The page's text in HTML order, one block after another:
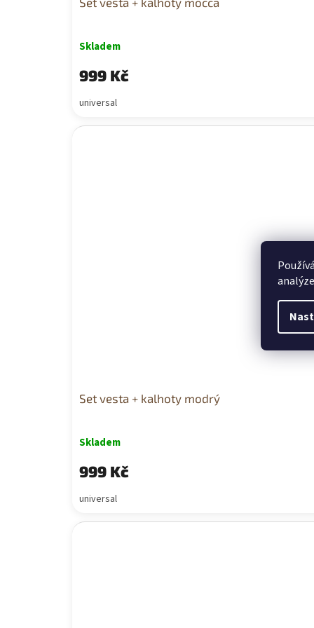
Skladem
999 Kč
universal
Set vesta + kalhoty modrý
Skladem
999 Kč
universal